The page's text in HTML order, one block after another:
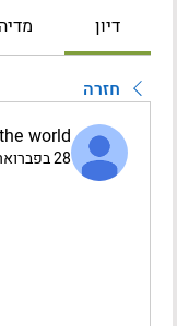
דיון מדיה
חזרה
world
28 בפברואר 2023